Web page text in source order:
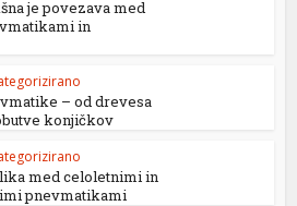
je povezava med
in
– od drevesa
konjičkov
med celoletnimi in
pnevmatikami